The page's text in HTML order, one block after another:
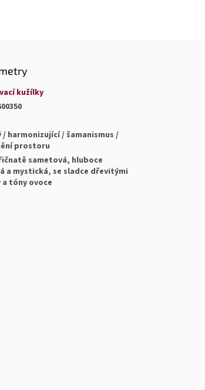
kužílky
harmonizující / šamanismus /
prostoru
sametová, hluboce
a mystická, se sladce dřevitými
tóny ovoce